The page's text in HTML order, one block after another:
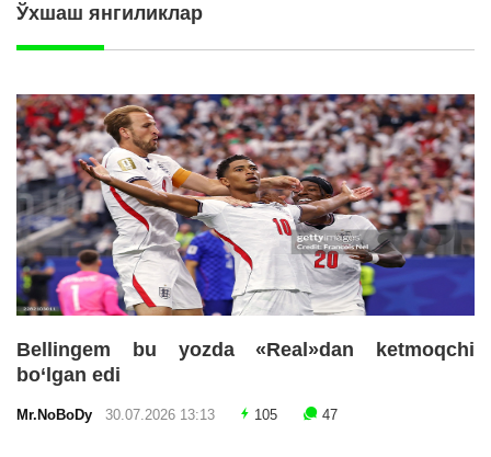
Ўхшаш янгиликлар
Bellingem bu yozda «Real»dan ketmoqchi
bo‘lgan edi
Mr.NoBoDy 30.07.2026 13:13 105 47